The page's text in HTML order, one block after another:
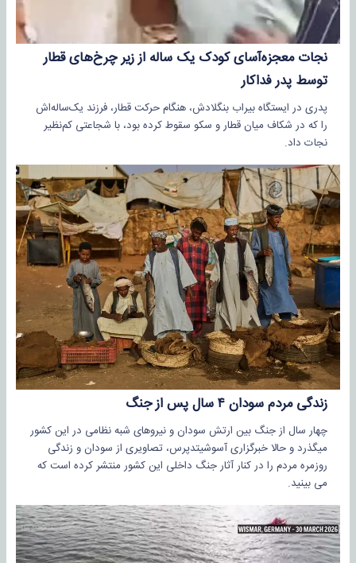
نجات معجزه‌آسای کودک یک ساله از زیر چرخ‌های قطار
توسط پدر فداکار
پدری در ایستگاه بیراب بنگلادش، هنگام حرکت قطار، فرزند یک‌ساله‌اش
را که در شکاف میان قطار و سکو سقوط کرده بود، با شجاعتی کم‌نظیر
نجات داد.
زندگی مردم سودان ۴ سال پس از جنگ
چهار سال از جنگ بین ارتش سودان و نیروهای شبه نظامی در این کشور
میگذرد و حالا خبرگزاری آسوشیتدپرس، تصاویری از سودان و زندگی
روزمره مردم را در کنار آثار جنگ داخلی این کشور منتشر کرده است که
می بینید.